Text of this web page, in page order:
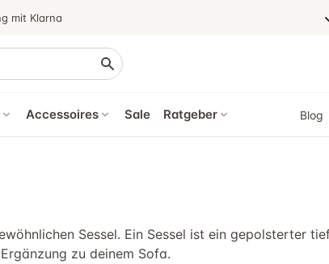
mit Klarna
Accessoires Sale Ratgeber Blog
Sessel. Ein Sessel ist ein gepolsterter
zu deinem Sofa.